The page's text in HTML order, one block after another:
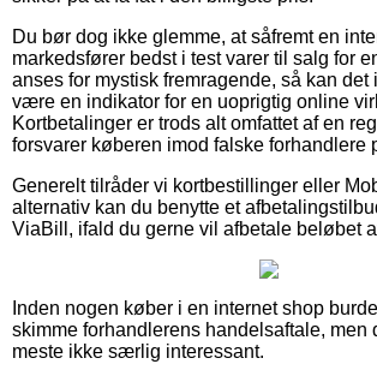
Du bør dog ikke glemme, at såfremt en
markedsfører bedst i test varer til salg for
anses for mystisk fremragende, så kan
være en indikator for en uoprigtig online
Kortbetalinger er trods alt omfattet af en
forsvarer køberen imod falske forhandlere
Generelt tilråder vi kortbestillinger eller
alternativ kan du benytte et
ViaBill, ifald du gerne vil afbetale beløbet
Inden nogen køber i en internet shop
skimme forhandlerens handelsaftale, men
meste ikke særlig interessant.